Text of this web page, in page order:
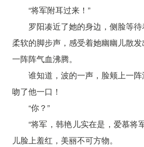
“将军附耳过来！”
罗阳凑近了她的身边，侧脸等
柔软的脚步声，感受着她幽幽儿散
一阵阵气血沸腾。
谁知道，波的一声，脸颊上一
吻了他一口！
“你？”
“将军，韩艳儿实在是，爱慕将
儿脸上羞红，美丽不可方物。